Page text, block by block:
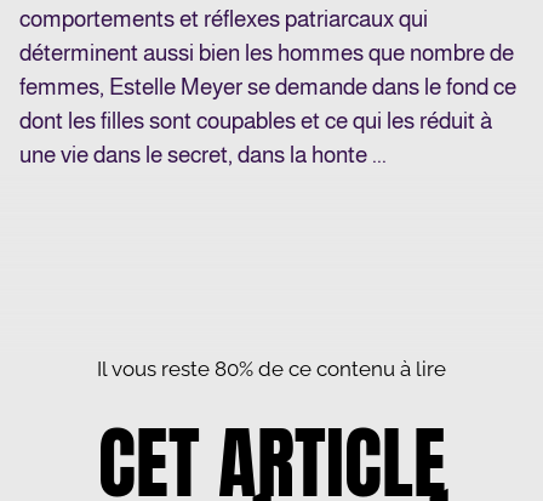
comportements et réflexes patriarcaux qui
déterminent aussi bien les hommes que nombre de
femmes, Estelle Meyer se demande dans le fond ce
dont les filles sont coupables et ce qui les réduit à
une vie dans le secret, dans la honte ...
Il vous reste 80% de ce contenu à lire
CET ARTICLE